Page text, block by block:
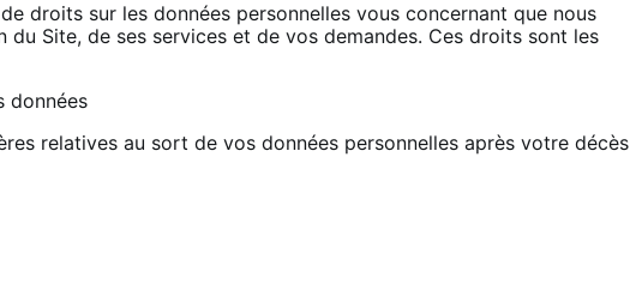
droits sur les données personnelles vous concernant que nous
Site, de ses services et de vos demandes. Ces droits sont les
données
relatives au sort de vos données personnelles après votre décès